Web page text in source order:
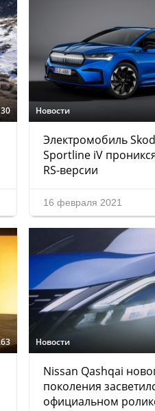
30 Новости
Электромобиль
Sportline iV
RS-версии
16 февраля 2021
Новости
Nissan Qashqai
поколения
официальном